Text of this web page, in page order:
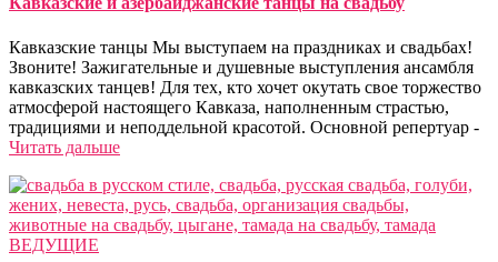
Кавказские танцы Мы выступаем на праздниках и свадьбах!
Звоните! Зажигательные и душевные выступления ансамбля
кавказских танцев! Для тех, кто хочет окутать свое торжество
атмосферой настоящего Кавказа, наполненным страстью,
традициями и неподдельной красотой. Основной репертуар -
Читать дальше
ВЕДУЩИЕ